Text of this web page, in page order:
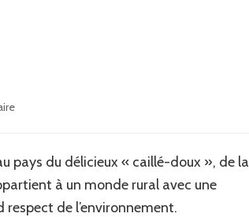
à
St-
Félicien
?
pays du délicieux « caillé-doux », de la
à un monde rural avec une
de l’environnement.